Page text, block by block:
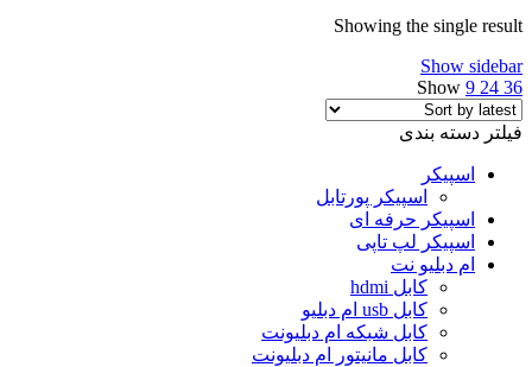
Showing the single result
Show sidebar
Show 9 24 36
فیلتر دسته بندی
اسپیکر
اسپیکر پورتابل
اسپیکر حرفه ای
اسپیکر لپ تاپی
ام دبلیو نت
کابل hdmi
کابل usb ام دبلیو
کابل شبکه ام دبلیونت
کابل مانیتور ام دبلیونت